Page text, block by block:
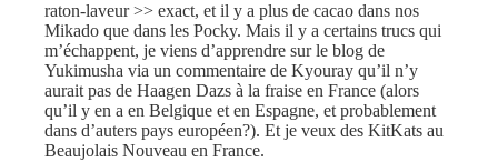
raton-laveur >> exact, et il y a plus de cacao dans nos
Mikado que dans les Pocky. Mais il y a certains trucs qui
m’échappent, je viens d’apprendre sur le blog de
Yukimusha via un commentaire de Kyouray qu’il n’y
aurait pas de Haagen Dazs à la fraise en France (alors
qu’il y en a en Belgique et en Espagne, et probablement
dans d’auters pays européen?). Et je veux des KitKats au
Beaujolais Nouveau en France.